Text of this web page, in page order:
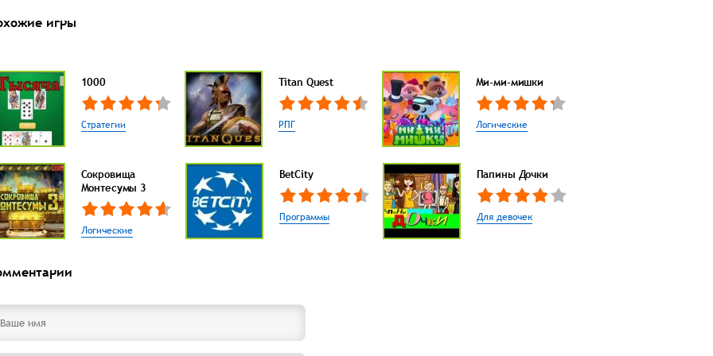
игры
1000
Стратегии
Titan Quest
РПГ
Ми-ми-мишки
Логические
Сокровища
Монтесумы 3
Логические
BetCity
Программы
Папины Дочки
Для девочек